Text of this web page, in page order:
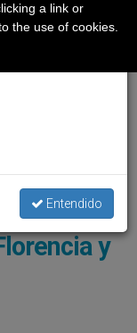
COMMONS
a las
y
Entendido
a link or
the use of cookies.